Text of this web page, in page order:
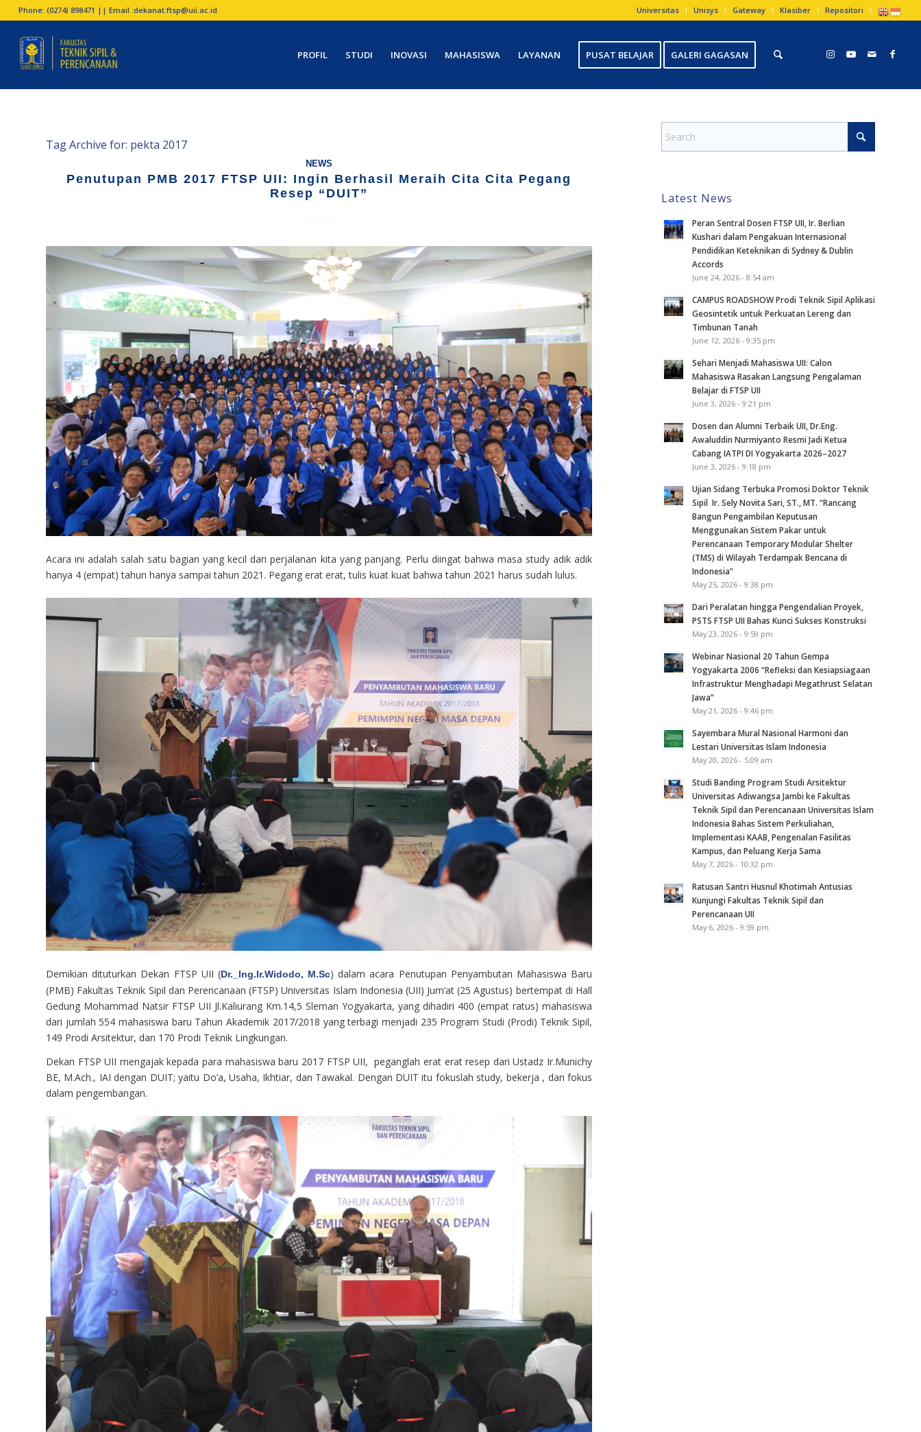
Universitas Unisys Gateway Klasiber Repositori
Phone: (0274) 898471 || Email :dekanat.ftsp@uii.ac.id
PROFIL STUDI INOVASI MAHASISWA LAYANAN PUSAT BELAJAR GALERI GAGASAN
Tag Archive for: pekta 2017
NEWS
Penutupan PMB 2017 FTSP UII: Ingin Berhasil Meraih Cita Cita Pegang
Resep “DUIT”
Acara ini adalah salah satu bagian yang kecil dari perjalanan kita yang panjang. Perlu diingat bahwa masa study adik adik
hanya 4 (empat) tahun hanya sampai tahun 2021. Pegang erat erat, tulis kuat kuat bahwa tahun 2021 harus sudah lulus.
Demikian dituturkan Dekan FTSP UII (Dr._Ing.Ir.Widodo, M.Sc) dalam acara Penutupan Penyambutan Mahasiswa Baru
(PMB) Fakultas Teknik Sipil dan Perencanaan (FTSP) Universitas Islam Indonesia (UII) Jum’at (25 Agustus) bertempat di Hall
Gedung Mohammad Natsir FTSP UII Jl.Kaliurang Km.14,5 Sleman Yogyakarta, yang dihadiri 400 (empat ratus) mahasiswa
dari jumlah 554 mahasiswa baru Tahun Akademik 2017/2018 yang terbagi menjadi 235 Program Studi (Prodi) Teknik Sipil,
149 Prodi Arsitektur, dan 170 Prodi Teknik Lingkungan.
Dekan FTSP UII mengajak kepada para mahasiswa baru 2017 FTSP UII, peganglah erat erat resep dari Ustadz Ir.Munichy
BE, M.Ach., IAI dengan DUIT; yaitu Do’a, Usaha, Ikhtiar, dan Tawakal. Dengan DUIT itu fokuslah study, bekerja , dan fokus
dalam pengembangan.
Latest News
Peran Sentral Dosen FTSP UII, Ir. Berlian
Kushari dalam Pengakuan Internasional
Pendidikan Keteknikan di Sydney & Dublin
Accords
June 24, 2026 - 8:54 am
CAMPUS ROADSHOW Prodi Teknik Sipil Aplikasi
Geosintetik untuk Perkuatan Lereng dan
Timbunan Tanah
June 12, 2026 - 9:35 pm
Sehari Menjadi Mahasiswa UII: Calon
Mahasiswa Rasakan Langsung Pengalaman
Belajar di FTSP UII
June 3, 2026 - 9:21 pm
Dosen dan Alumni Terbaik UII, Dr.Eng.
Awaluddin Nurmiyanto Resmi Jadi Ketua
Cabang IATPI DI Yogyakarta 2026–2027
June 3, 2026 - 9:18 pm
Ujian Sidang Terbuka Promosi Doktor Teknik
Sipil Ir. Sely Novita Sari, ST., MT. “Rancang
Bangun Pengambilan Keputusan
Menggunakan Sistem Pakar untuk
Perencanaan Temporary Modular Shelter
(TMS) di Wilayah Terdampak Bencana di
Indonesia”
May 25, 2026 - 9:38 pm
Dari Peralatan hingga Pengendalian Proyek,
PSTS FTSP UII Bahas Kunci Sukses Konstruksi
May 23, 2026 - 9:59 pm
Webinar Nasional 20 Tahun Gempa
Yogyakarta 2006 “Refleksi dan Kesiapsiagaan
Infrastruktur Menghadapi Megathrust Selatan
Jawa”
May 21, 2026 - 9:46 pm
Sayembara Mural Nasional Harmoni dan
Lestari Universitas Islam Indonesia
May 20, 2026 - 5:09 am
Studi Banding Program Studi Arsitektur
Universitas Adiwangsa Jambi ke Fakultas
Teknik Sipil dan Perencanaan Universitas Islam
Indonesia Bahas Sistem Perkuliahan,
Implementasi KAAB, Pengenalan Fasilitas
Kampus, dan Peluang Kerja Sama
May 7, 2026 - 10:32 pm
Ratusan Santri Husnul Khotimah Antusias
Kunjungi Fakultas Teknik Sipil dan
Perencanaan UII
May 6, 2026 - 9:59 pm